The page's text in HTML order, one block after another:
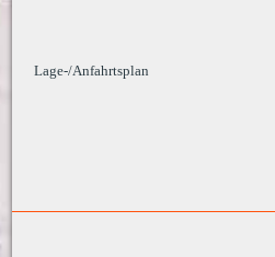
Lage-/Anfahrtsplan